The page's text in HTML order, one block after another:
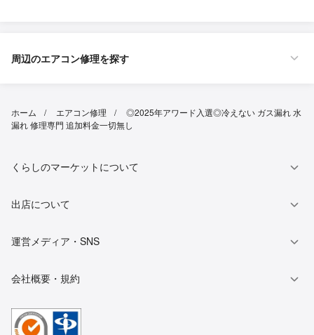
周辺のエアコン修理を探す
ホーム エアコン修理
◎2025年アワード入選◎冷えない ガス漏れ 水
漏れ 修理専門 追加料金一切無し
くらしのマーケットについて
出店について
運営メディア・SNS
会社概要・規約